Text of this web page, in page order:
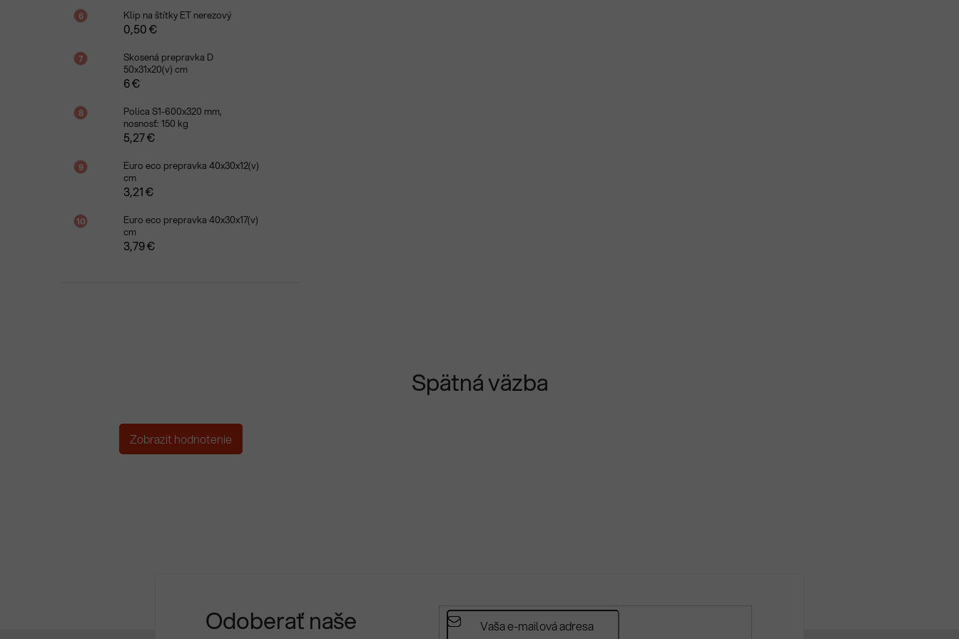
Klip na štítky ET nerezový
0,50 €
Skosená prepravka D
50x31x20(v) cm
6 €
Polica S1-600x320 mm,
nosnosť: 150 kg
5,27 €
Euro eco prepravka 40x30x12(v)
cm
3,21 €
Euro eco prepravka 40x30x17(v)
cm
3,79 €
Spätná väzba
Zobrazit hodnotenie
Odoberať naše